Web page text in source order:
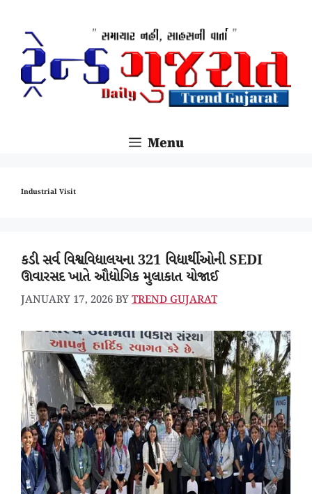
CONTENT
Menu
Industrial Visit
કડી સર્વ વિશ્વવિદ્યાલયના 321 વિદ્યાર્થીઓની SEDI
ઊવારસદ ખાતે ઔદ્યોગિક મુલાકાત યોજાઈ
JANUARY 17, 2026BYTREND GUJARAT